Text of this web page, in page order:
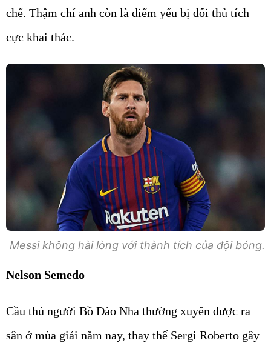
chế. Thậm chí anh còn là điểm yếu bị đối thủ tích
cực khai thác.
Messi không hài lòng với thành tích của đội bóng.
Nelson Semedo
Cầu thủ người Bồ Đào Nha thường xuyên được ra
sân ở mùa giải năm nay, thay thế Sergi Roberto gây